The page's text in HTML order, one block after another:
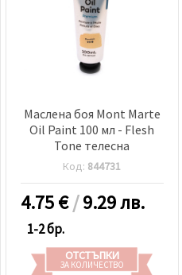
Маслена боя Mont Marte
Oil Paint 100 мл - Flesh
Tone телесна
Код: 844731
4.75€/9.29 лв.
1-2 бр.
ОТСТЪПКИ
ЗА КОЛИЧЕСТВО